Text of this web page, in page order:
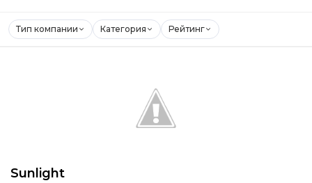
Тип компании Категория Рейтинг
Sunlight